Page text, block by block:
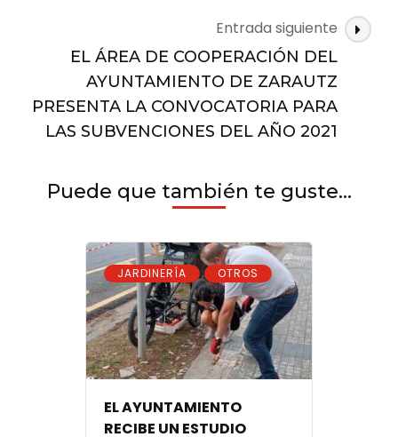
MUNICIPALES
EL
14
DE
MAYO
Entrada siguiente
EL ÁREA DE COOPERACIÓN DEL
AYUNTAMIENTO DE ZARAUTZ
PRESENTA LA CONVOCATORIA PARA
LAS SUBVENCIONES DEL AÑO 2021
Puede que también te guste...
JARDINERÍA , OTROS
EL AYUNTAMIENTO
RECIBE UN ESTUDIO